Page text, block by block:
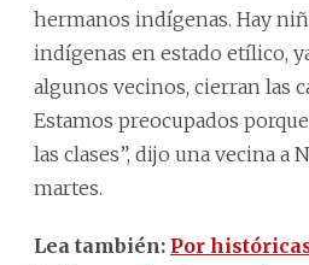
hermanos indígenas. Hay
indígenas en estado etílico,
algunos vecinos, cierran las
Estamos preocupados
las clases”, dijo una vecina a
martes.
Lea también: Por